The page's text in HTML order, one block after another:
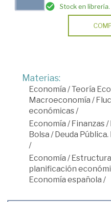
Stock en
Materias:
Economía /Teoría
Macroeconomía /
económicas/
Economía / Finanzas/
Bolsa / Deuda
/
Economía /
planificación
Economía española /